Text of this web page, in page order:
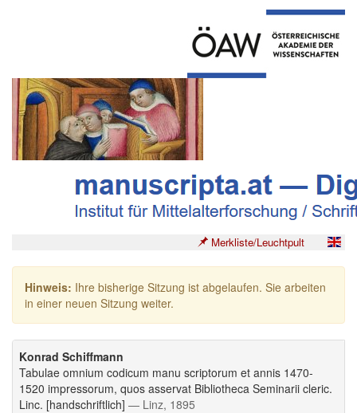
Merkliste/Leuchtpult
Hinweis: Ihre bisherige Sitzung ist abgelaufen. Sie arbeiten
in einer neuen Sitzung weiter.
Konrad Schiffmann
Tabulae omnium codicum manu scriptorum et annis 1470-
1520 impressorum, quos asservat Bibliotheca Seminarii cleric.
Linc. [handschriftlich] — Linz, 1895